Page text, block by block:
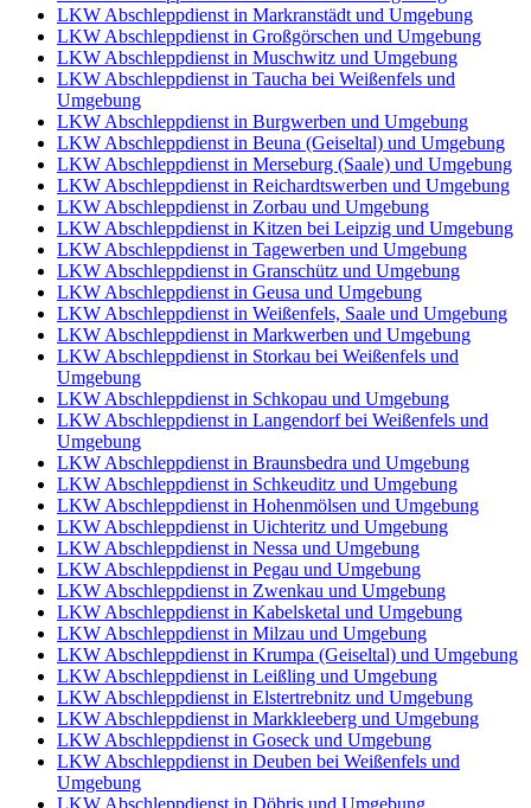
LKW Abschleppdienst in Markranstädt und Umgebung
LKW Abschleppdienst in Großgörschen und Umgebung
LKW Abschleppdienst in Muschwitz und Umgebung
LKW Abschleppdienst in Taucha bei Weißenfels und
Umgebung
LKW Abschleppdienst in Burgwerben und Umgebung
LKW Abschleppdienst in Beuna (Geiseltal) und Umgebung
LKW Abschleppdienst in Merseburg (Saale) und Umgebung
LKW Abschleppdienst in Reichardtswerben und Umgebung
LKW Abschleppdienst in Zorbau und Umgebung
LKW Abschleppdienst in Kitzen bei Leipzig und Umgebung
LKW Abschleppdienst in Tagewerben und Umgebung
LKW Abschleppdienst in Granschütz und Umgebung
LKW Abschleppdienst in Geusa und Umgebung
LKW Abschleppdienst in Weißenfels, Saale und Umgebung
LKW Abschleppdienst in Markwerben und Umgebung
LKW Abschleppdienst in Storkau bei Weißenfels und
Umgebung
LKW Abschleppdienst in Schkopau und Umgebung
LKW Abschleppdienst in Langendorf bei Weißenfels und
Umgebung
LKW Abschleppdienst in Braunsbedra und Umgebung
LKW Abschleppdienst in Schkeuditz und Umgebung
LKW Abschleppdienst in Hohenmölsen und Umgebung
LKW Abschleppdienst in Uichteritz und Umgebung
LKW Abschleppdienst in Nessa und Umgebung
LKW Abschleppdienst in Pegau und Umgebung
LKW Abschleppdienst in Zwenkau und Umgebung
LKW Abschleppdienst in Kabelsketal und Umgebung
LKW Abschleppdienst in Milzau und Umgebung
LKW Abschleppdienst in Krumpa (Geiseltal) und Umgebung
LKW Abschleppdienst in Leißling und Umgebung
LKW Abschleppdienst in Elstertrebnitz und Umgebung
LKW Abschleppdienst in Markkleeberg und Umgebung
LKW Abschleppdienst in Goseck und Umgebung
LKW Abschleppdienst in Deuben bei Weißenfels und
Umgebung
LKW Abschleppdienst in Döbris und Umgebung